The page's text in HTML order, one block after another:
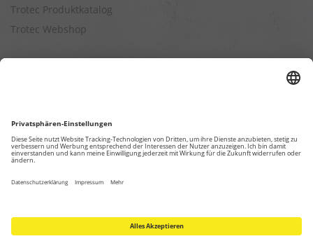
Trotec Produktkatalog
Trotec Webshop
Entfeuchtungsleistung berechnen
Kapazitätsberechnung für Luftreiniger
Klimatisierungsleistung berechnen
Ventilationsleistung berechnen